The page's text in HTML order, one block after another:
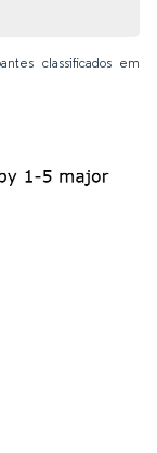
classificados em